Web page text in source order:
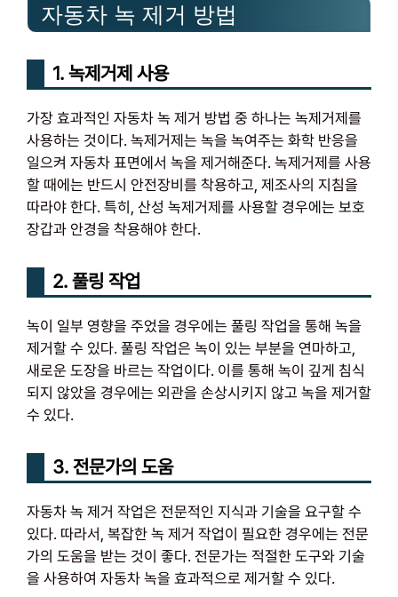
자동차 녹 제거 방법
1. 녹제거제 사용
가장 효과적인 자동차 녹 제거 방법 중 하나는 녹제거제를
사용하는 것이다. 녹제거제는 녹을 녹여주는 화학 반응을
일으켜 자동차 표면에서 녹을 제거해준다. 녹제거제를 사용
할 때에는 반드시 안전장비를 착용하고, 제조사의 지침을
따라야 한다. 특히, 산성 녹제거제를 사용할 경우에는 보호
장갑과 안경을 착용해야 한다.
2. 풀링 작업
녹이 일부 영향을 주었을 경우에는 풀링 작업을 통해 녹을
제거할 수 있다. 풀링 작업은 녹이 있는 부분을 연마하고,
새로운 도장을 바르는 작업이다. 이를 통해 녹이 깊게 침식
되지 않았을 경우에는 외관을 손상시키지 않고 녹을 제거할
수 있다.
3. 전문가의 도움
자동차 녹 제거 작업은 전문적인 지식과 기술을 요구할 수
있다. 따라서, 복잡한 녹 제거 작업이 필요한 경우에는 전문
가의 도움을 받는 것이 좋다. 전문가는 적절한 도구와 기술
을 사용하여 자동차 녹을 효과적으로 제거할 수 있다.